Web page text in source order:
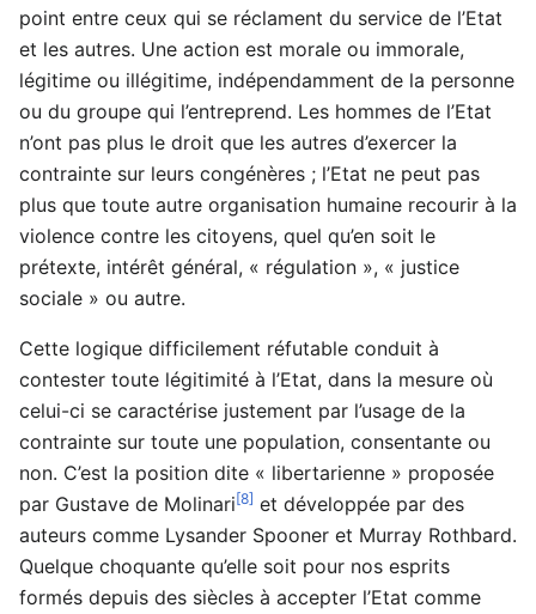
point entre ceux qui se réclament du service de l’Etat
et les autres. Une action est morale ou immorale,
légitime ou illégitime, indépendamment de la personne
ou du groupe qui l’entreprend. Les hommes de l’Etat
n’ont pas plus le droit que les autres d’exercer la
contrainte sur leurs congénères ; l’Etat ne peut pas
plus que toute autre organisation humaine recourir à la
violence contre les citoyens, quel qu’en soit le
prétexte, intérêt général, « régulation », « justice
sociale » ou autre.
Cette logique difficilement réfutable conduit à
contester toute légitimité à l’Etat, dans la mesure où
celui-ci se caractérise justement par l’usage de la
contrainte sur toute une population, consentante ou
non. C’est la position dite « libertarienne » proposée
par Gustave de Molinari[8] et développée par des
auteurs comme Lysander Spooner et Murray Rothbard.
Quelque choquante qu’elle soit pour nos esprits
formés depuis des siècles à accepter l’Etat comme